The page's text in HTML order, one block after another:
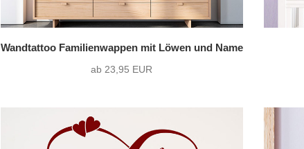
Wandtattoo Familienwappen mit Löwen und Name
ab 23,95 EUR